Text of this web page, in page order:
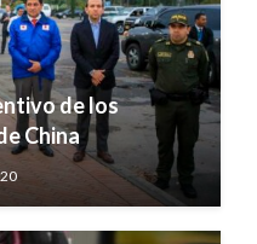
de los
China